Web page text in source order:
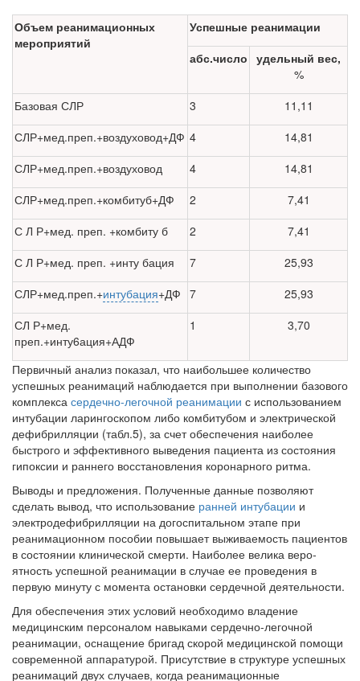
Объем реанимационных
мероприятий
Успешные реанимации
абс.число удельный вес,
%
Базовая СЛР
3
11,11
СЛР+мед.преп.+воздуховод+ДФ 4
14,81
СЛР+мед.преп.+воздуховод
4
14,81
СЛР+мед.преп.+комбитуб+ДФ
2
7,41
С Л Р+мед. преп. +комбиту б
2
7,41
С Л Р+мед. преп. +инту бация
7
25,93
СЛР+мед.преп.+интубация+ДФ 7
25,93
СЛ Р+мед.
преп.+инту6ация+АДФ
1 3,70
Первичный анализ показал, что наибольшее количество
успешных реанимаций наблюдается при выполнении базового
комплекса сердечно-легочной реанимации с использованием
интубации ларингоскопом либо комбитубом и электрической
дефибрилляции (табл.5), за счет обеспече­ния наиболее
быстрого и эффективного выведения пациента из состоя­ния
гипоксии и раннего восстановления коронарного ритма.
Выводы и предложения. Полученные данные позволяют
сделать вы­вод, что использование ранней интубации и
электродефибрилляции на догоспитальном этапе при
реанимационном пособии повышает выживае­мость пациентов
в состоянии клинической смерти. Наиболее велика веро­
ятность успешной реанимации в случае ее проведения в
первую минуту с момента остановки сердечной деятельности.
Для обеспечения этих условий необходимо владение
медицинским персоналом навыками сердечно-легочной
реанимации, оснащение бригад скорой медицинской помощи
современной аппаратурой. Присутствие в структуре успешных
реанимаций двух случаев, когда реанимационные